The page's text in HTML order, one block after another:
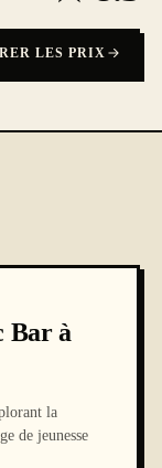
LES PRIX
Bar à
la
de jeunesse